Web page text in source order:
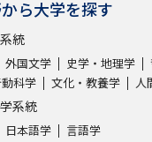
ら大学を探す
統
外国文学 史学・地理学
科学
文化・教養学 人
系統
日本語学 言語学